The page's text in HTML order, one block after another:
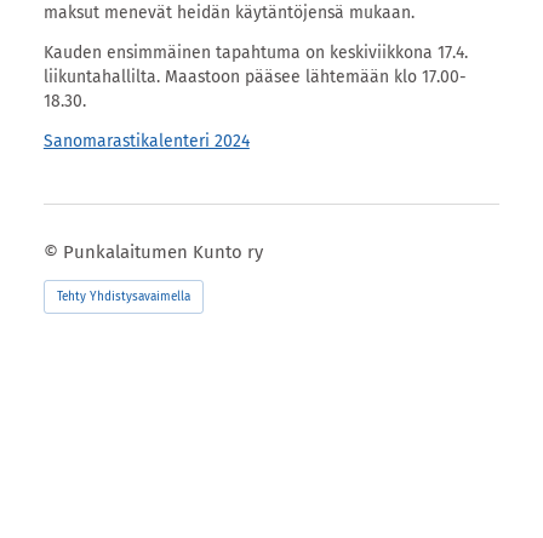
maksut menevät heidän käytäntöjensä mukaan.
Kauden ensimmäinen tapahtuma on keskiviikkona 17.4.
liikuntahallilta. Maastoon pääsee lähtemään klo 17.00-
18.30.
Sanomarastikalenteri 2024
© Punkalaitumen Kunto ry
Tehty Yhdistysavaimella